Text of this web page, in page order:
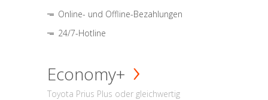
Online- und Offline-Bezahlungen
24/7-Hotline
Economy+
Toyota Prius Plus oder gleichwertig